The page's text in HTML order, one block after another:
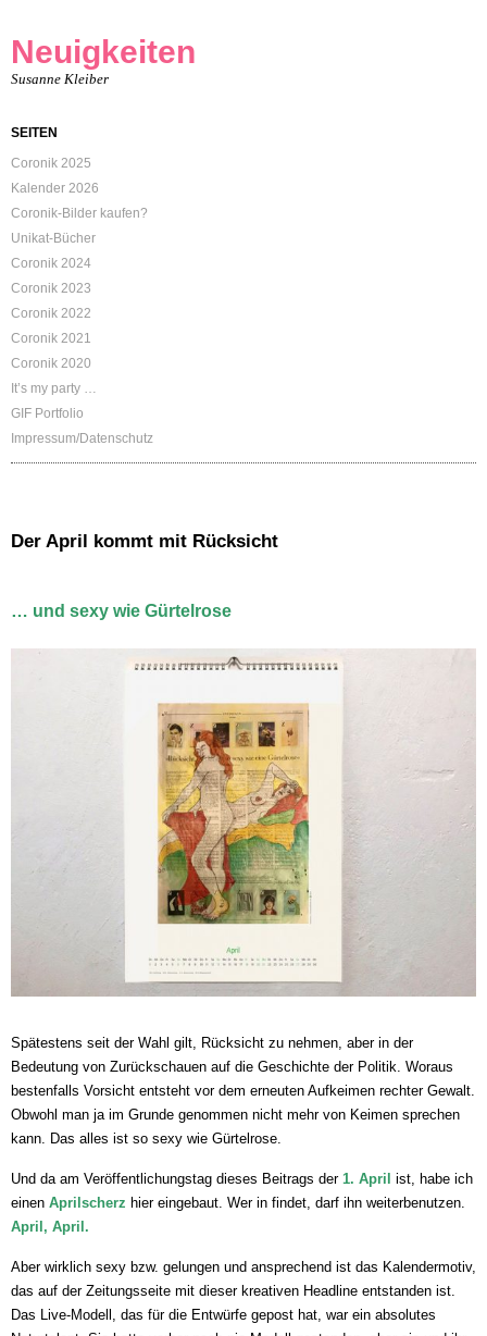
Neuigkeiten
Susanne Kleiber
SEITEN
Coronik 2025
Kalender 2026
Coronik-Bilder kaufen?
Unikat-Bücher
Coronik 2024
Coronik 2023
Coronik 2022
Coronik 2021
Coronik 2020
It’s my party …
GIF Portfolio
Impressum/Datenschutz
Der April kommt mit Rücksicht
… und sexy wie Gürtelrose
Spätestens seit der Wahl gilt, Rücksicht zu nehmen, aber in der
Bedeutung von Zurückschauen auf die Geschichte der Politik. Woraus
bestenfalls Vorsicht entsteht vor dem erneuten Aufkeimen rechter Gewalt.
Obwohl man ja im Grunde genommen nicht mehr von Keimen sprechen
kann. Das alles ist so sexy wie Gürtelrose.
Und da am Veröffentlichungstag dieses Beitrags der 1. April ist, habe ich
einen Aprilscherz hier eingebaut. Wer in findet, darf ihn weiterbenutzen.
April, April.
Aber wirklich sexy bzw. gelungen und ansprechend ist das Kalendermotiv,
das auf der Zeitungsseite mit dieser kreativen Headline entstanden ist.
Das Live-Modell, das für die Entwürfe gepost hat, war ein absolutes